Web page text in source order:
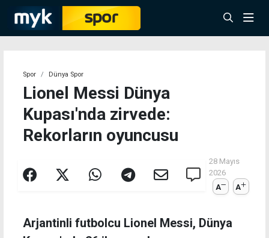
Spor Dünya Spor
Lionel Messi Dünya
Kupası'nda zirvede:
Rekorların oyuncusu
28 Mayıs
2026
A
A
Arjantinli futbolcu Lionel Messi, Dünya